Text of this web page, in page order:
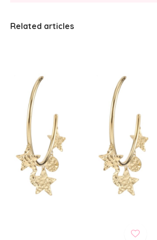
Related articles